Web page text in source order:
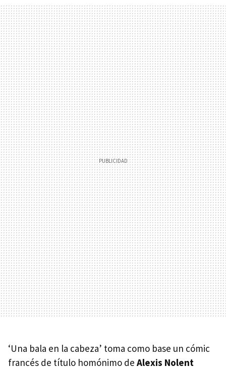
‘Una bala en la cabeza’ toma como base un cómic
francés de título homónimo de Alexis Nolent